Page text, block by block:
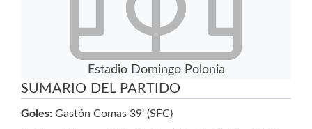
Estadio Domingo Polonia
SUMARIO DEL PARTIDO
Goles: Gastón Comas 39' (SFC)